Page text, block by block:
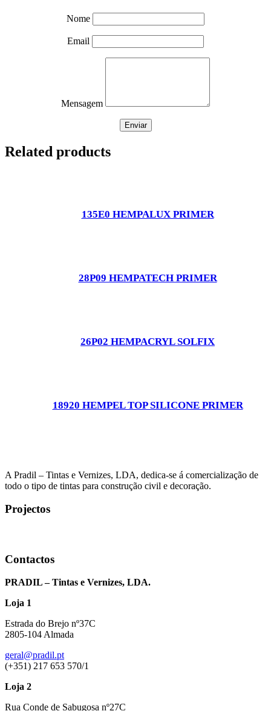
Nome
Email
Mensagem
Related products
135E0 HEMPALUX PRIMER
28P09 HEMPATECH PRIMER
26P02 HEMPACRYL SOLFIX
18920 HEMPEL TOP SILICONE PRIMER
A Pradil – Tintas e Vernizes, LDA, dedica-se á comercialização de
todo o tipo de tintas para construção civil e decoração.
Projectos
Contactos
PRADIL – Tintas e Vernizes, LDA.
Loja 1
Estrada do Brejo nº37C
2805-104 Almada
geral@pradil.pt
(+351) 217 653 570/1
Loja 2
Rua Conde de Sabugosa nº27C